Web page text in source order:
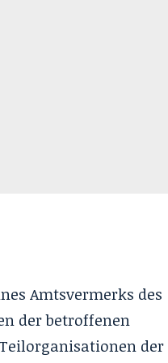
Amtsvermerks des
der betroffenen
der